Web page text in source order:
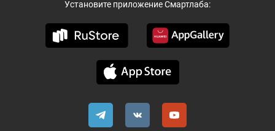
Установите приложение Смартлаба: